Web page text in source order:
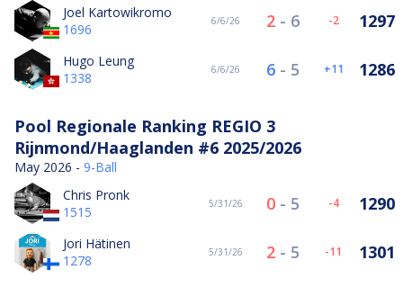
Joel Kartowikromo
1696
6/6/26 2 - 6 -2 1297
Hugo Leung
1338
6/6/26 6 - 5 11 1286
Pool Regionale Ranking REGIO 3
Rijnmond/Haaglanden #6 2025/2026
May 2026 - 9-Ball
Chris Pronk
1515
5/31/26 0 - 5 -4 1290
Jori Hätinen
1278
5/31/26 2 - 5 -11 1301